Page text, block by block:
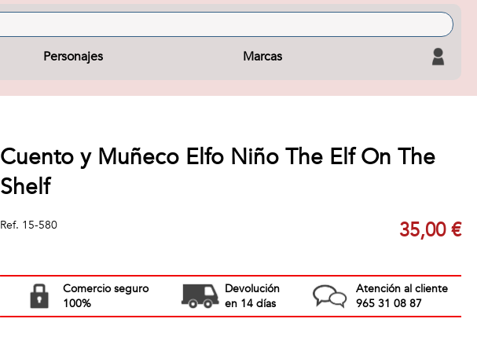
Personajes Marcas
Cuento y Muñeco Elfo Niño The Elf On The
Shelf
Ref. 15-580 35,00 €
Comercio seguro
100%
Devolución
en 14 días
Atención al cliente
965 31 08 87